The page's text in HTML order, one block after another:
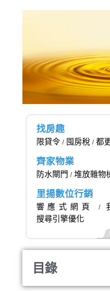
找房趣
限貸令/ 囤房稅 / 都
齊家物業
防水閘門 / 堆放雜物
里揚數位行銷
響應式網頁 /
搜尋引擎優化
目錄